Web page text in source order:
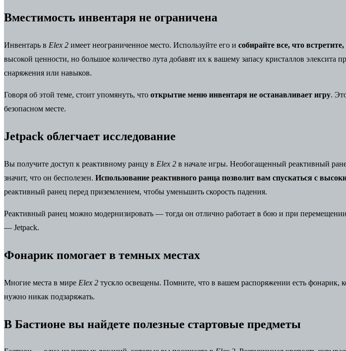
Вместимость инвентаря не ограничена
Инвентарь в Elex 2 имеет неограниченное место. Используйте его и собирайте все, что
высокой ценности, но большое количество лута добавят их к вашему запасу кристаллов
снаряжения или навыков.
Говоря об этой теме, стоит упомянуть, что открытие меню инвентаря не останавливает игру.
безопасном месте.
Jetpack облегчает исследование
Вы получите доступ к реактивному ранцу в Elex 2 в начале игры. Необогащенный реактивный
значит, что он бесполезен. Использование реактивного ранца позволит вам спускаться с
реактивный ранец перед приземлением, чтобы уменьшить скорость падения.
Реактивный ранец можно модернизировать — тогда он отлично работает в бою и при
— Jetpack.
Фонарик помогает в темных местах
Многие места в мире Elex 2 тускло освещены. Помните, что в вашем распоряжении есть
нужно никак подзаряжать.
В Бастионе вы найдете полезные стартовые предметы